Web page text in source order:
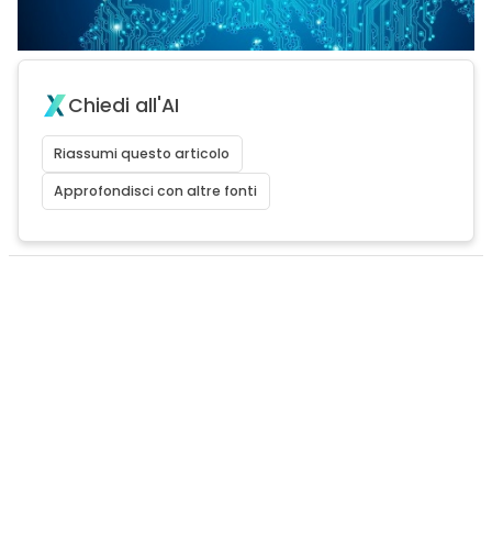
Chiedi all'AI
Riassumi questo articolo
Approfondisci con altre fonti